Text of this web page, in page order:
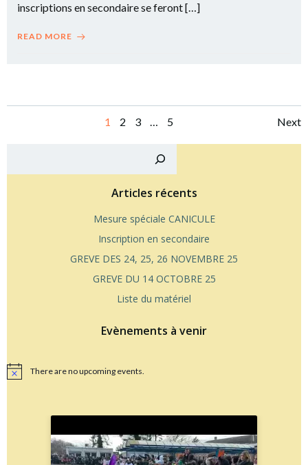
inscriptions en secondaire se feront […]
READ MORE
Page
1 Page
2 Page
3 … Page
5 Next
Articles récents
Mesure spéciale CANICULE
Inscription en secondaire
GREVE DES 24, 25, 26 NOVEMBRE 25
GREVE DU 14 OCTOBRE 25
Liste du matériel
Evènements à venir
Notice There are no upcoming events.